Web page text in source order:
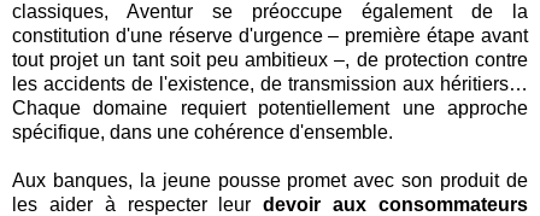
classiques, Aventur se préoccupe également de la
constitution d'une réserve d'urgence – première étape avant
tout projet un tant soit peu ambitieux –, de protection contre
les accidents de l'existence, de transmission aux héritiers…
Chaque domaine requiert potentiellement une approche
spécifique, dans une cohérence d'ensemble.
Aux banques, la jeune pousse promet avec son produit de
les aider à respecter leurdevoir aux consommateurs